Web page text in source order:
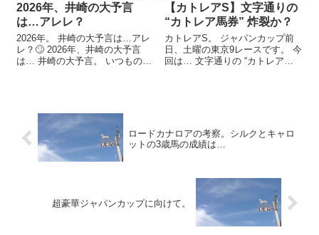
2026年、井崎の大予言
は…アレレ？
2026年。 井崎の大予言は…アレ
レ？🙄 2026年、井崎の大予言
は… 井崎の大予言。 いつもの年
大予言は発表され...
【カトレアS】文字通りの
“カトレア馬券” 炸裂か？
カトレアS。 ジャパンカップ前
日、土曜の東京9レースです。 今
回は… 文字通りの “カトレア馬
ロードカナロアの考察。シルクとキャロ
ットの3歳馬の成績は…
超豪華ジャパンカップに向けて。